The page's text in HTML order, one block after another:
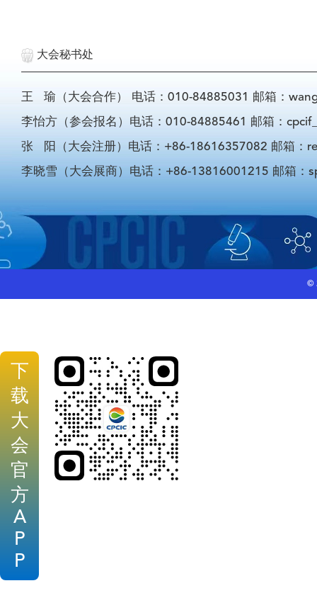
下
载
大
会
官
方
A
P
P
大会秘书处
王 瑜（大会合作） 电话：010-84885031 邮箱：
李怡方（参会报名）电话：010-84885461 邮箱：
张 阳（大会注册）电话：+86-18616357082 邮箱：
李晓雪（大会展商）电话：+86-13816001215 邮箱：
©